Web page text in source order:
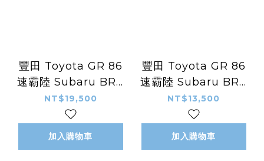
豐田 Toyota GR 86
速霸陸 Subaru BRZ
改裝 碳纖維 TRD款
後下巴 後導流
NT$19,500
加入購物車
豐田 Toyota GR 86
速霸陸 Subaru BRZ
改裝 卡夢 碳纖維 空力
套件 TRD款 側裙 側
定風翼
NT$13,500
加入購物車